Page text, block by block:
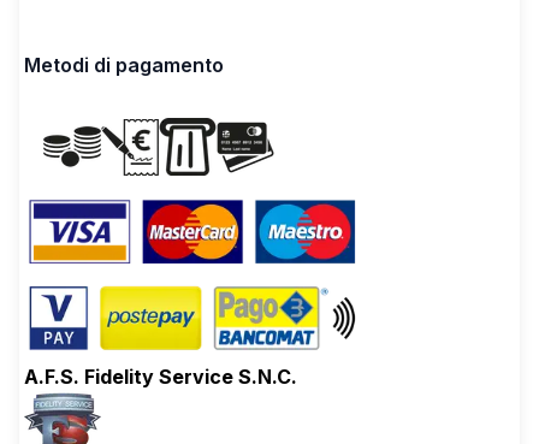
Metodi di pagamento
A.F.S. Fidelity Service S.N.C.